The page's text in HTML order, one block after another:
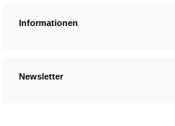
Informationen
Newsletter